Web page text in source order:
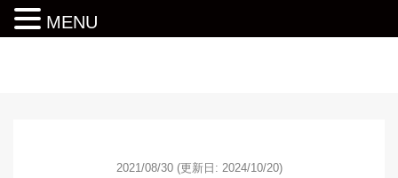
2021/08/30 (更新日: 2024/10/20)
MENU